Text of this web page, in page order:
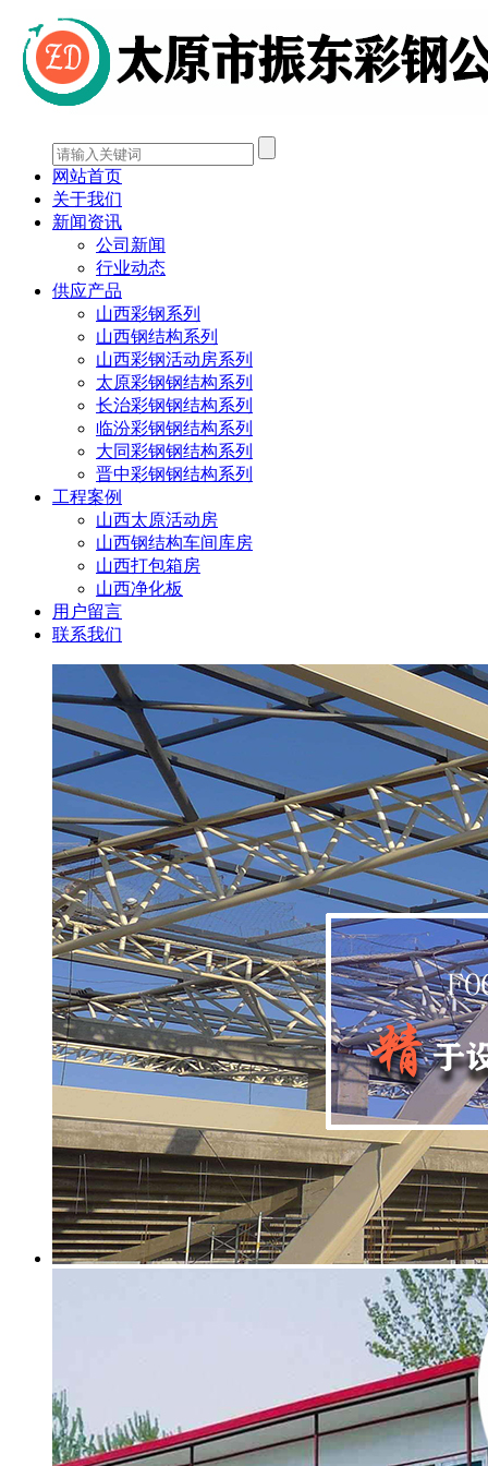
网站首页
关于我们
新闻资讯
公司新闻
行业动态
供应产品
山西彩钢系列
山西钢结构系列
山西彩钢活动房系列
太原彩钢钢结构系列
长治彩钢钢结构系列
临汾彩钢钢结构系列
大同彩钢钢结构系列
晋中彩钢钢结构系列
工程案例
山西太原活动房
山西钢结构车间库房
山西打包箱房
山西净化板
用户留言
联系我们